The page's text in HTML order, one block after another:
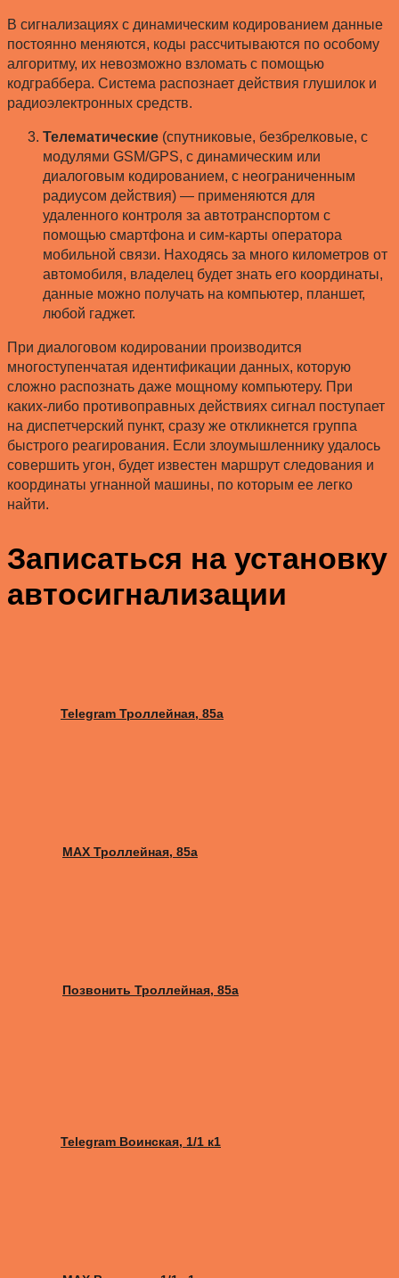
В сигнализациях с динамическим кодированием данные
постоянно меняются, коды рассчитываются по особому
алгоритму, их невозможно взломать с помощью
кодграббера. Система распознает действия глушилок и
радиоэлектронных средств.
Телематические (спутниковые, безбрелковые, с
модулями GSM/GPS, с динамическим или
диалоговым кодированием, с неограниченным
радиусом действия) — применяются для
удаленного контроля за автотранспортом с
помощью смартфона и сим-карты оператора
мобильной связи. Находясь за много километров от
автомобиля, владелец будет знать его координаты,
данные можно получать на компьютер, планшет,
любой гаджет.
При диалоговом кодировании производится
многоступенчатая идентификации данных, которую
сложно распознать даже мощному компьютеру. При
каких-либо противоправных действиях сигнал поступает
на диспетчерский пункт, сразу же откликнется группа
быстрого реагирования. Если злоумышленнику удалось
совершить угон, будет известен маршрут следования и
координаты угнанной машины, по которым ее легко
найти.
Записаться на установку
автосигнализации
Telegram Троллейная, 85а
MAX Троллейная, 85а
Позвонить Троллейная, 85а
Telegram Воинская, 1/1 к1